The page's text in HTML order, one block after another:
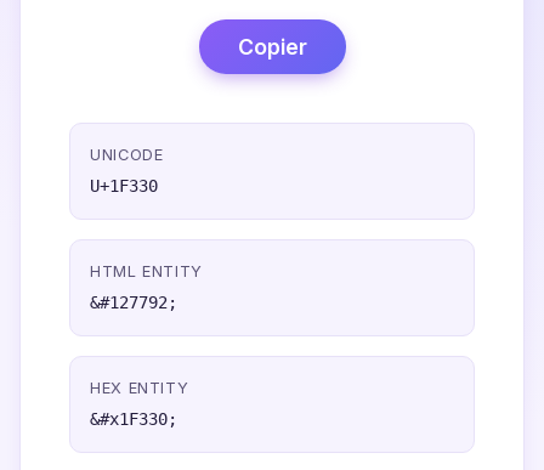
Copier
UNICODE
U+1F330
HTML ENTITY
&#127792;
HEX ENTITY
&#x1F330;